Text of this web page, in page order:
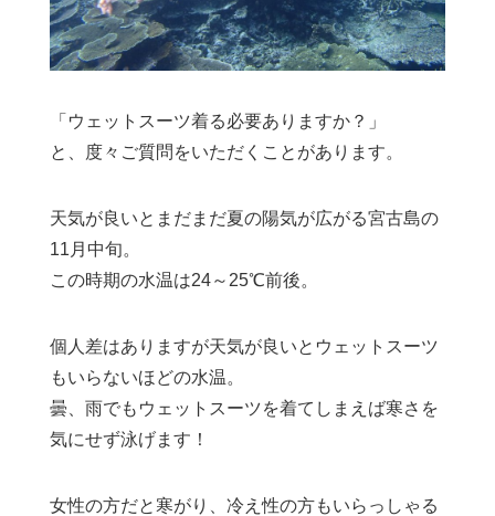
「ウェットスーツ着る必要ありますか？」
と、度々ご質問をいただくことがあります。
天気が良いとまだまだ夏の陽気が広がる宮古島の
11月中旬。
この時期の水温は24～25℃前後。
個人差はありますが天気が良いとウェットスーツ
もいらないほどの水温。
曇、雨でもウェットスーツを着てしまえば寒さを
気にせず泳げます！
女性の方だと寒がり、冷え性の方もいらっしゃる